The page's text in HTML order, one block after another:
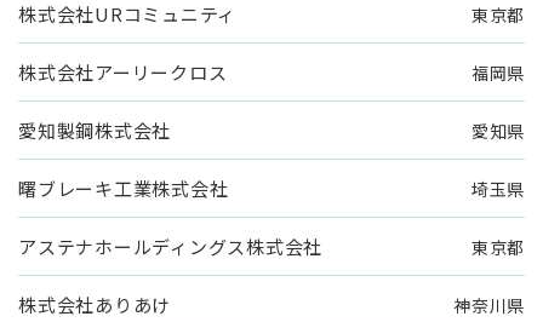
株式会社URコミュニティ 東京都
株式会社アーリークロス 福岡県
愛知製鋼株式会社 愛知県
曙ブレーキ工業株式会社 埼玉県
アステナホールディングス株式会社 東京都
株式会社ありあけ 神奈川県